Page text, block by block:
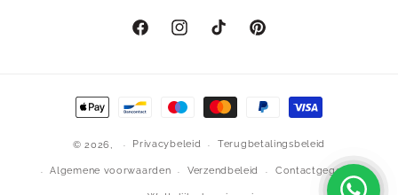
FacebookInstagramTikTok Pinterest
Betaalmethoden
© 2026, Privacybeleid Terugbetalingsbeleid
Algemene voorwaarden Verzendbeleid Contactgegevens